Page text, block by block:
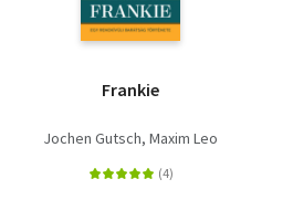
Frankie
Jochen Gutsch Maxim Leo